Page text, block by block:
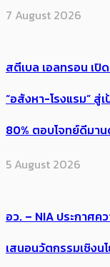
7 August 2026
สตีเบล เอลทรอน เ
“อสังหา-โรงแรม” สู่
80% ตอบโจทย์ดีมา
5 August 2026
อว. – NIA ประกาศค
เสนอนวัตกรรมเชิง